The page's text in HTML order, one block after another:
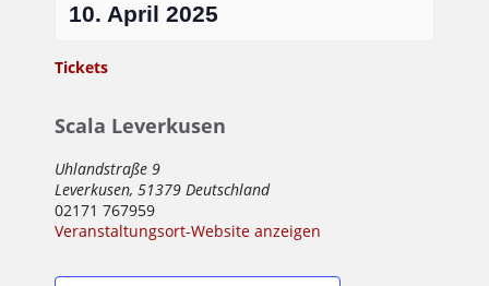
10. April 2025
Tickets
Scala Leverkusen
Uhlandstraße 9
Leverkusen, 51379 Deutschland
02171 767959
Veranstaltungsort-Website anzeigen